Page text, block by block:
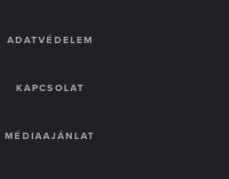
ADATVÉDELEM
KAPCSOLAT
MÉDIAAJÁNLAT